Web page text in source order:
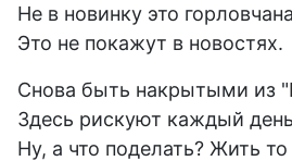
Не в новинку это
Это не покажут в новостях.
Снова быть накрытыми из
Здесь рискуют каждый
Ну, а что поделать? Жить то